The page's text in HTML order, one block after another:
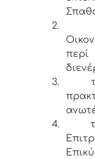
2.
3.
4.